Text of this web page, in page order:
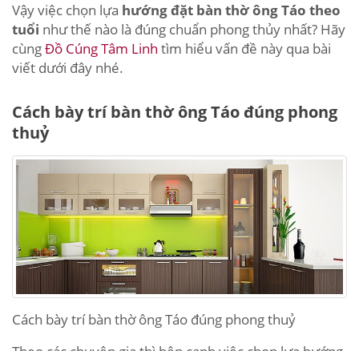
Vậy việc chọn lựa hướng đặt bàn thờ ông Táo theo
tuổi như thế nào là đúng chuẩn phong thủy nhất? Hãy
cùngĐồ Cúng Tâm Linh tìm hiểu vấn đề này qua bài
viết dưới đây nhé.
Cách bày trí bàn thờ ông Táo đúng phong
thuỷ
Cách bày trí bàn thờ ông Táo đúng phong thuỷ